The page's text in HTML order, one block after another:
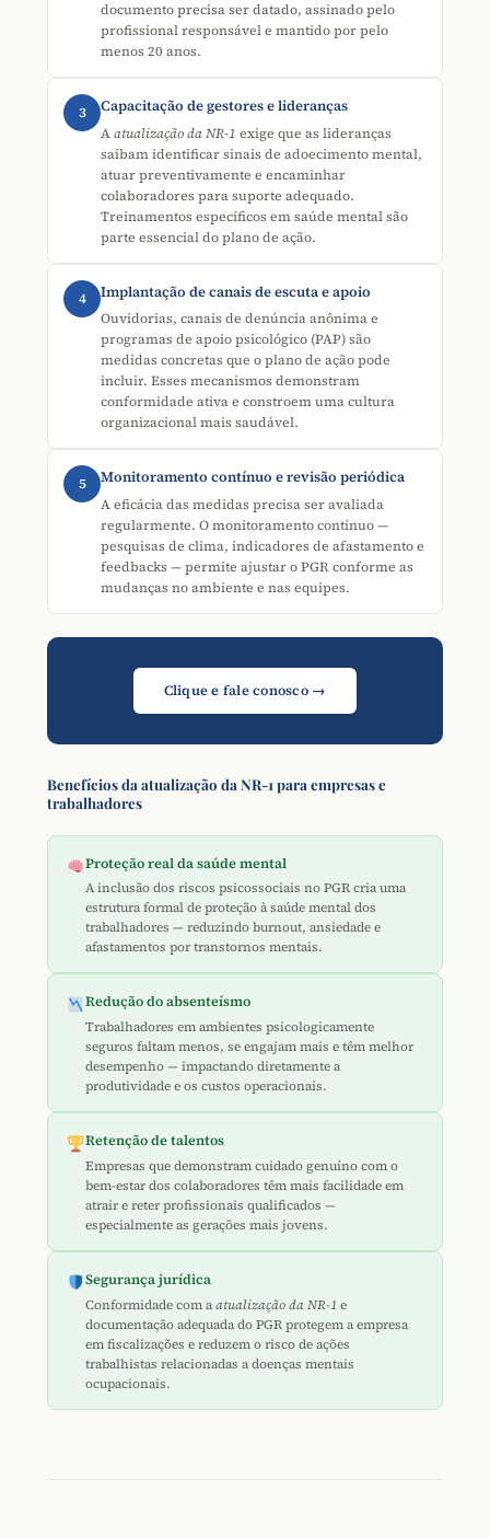
documento precisa ser datado, assinado pelo
profissional responsável e mantido por pelo
menos 20 anos.
3
Capacitação de gestores e lideranças
Aatualização da NR-1 exige que as lideranças
saibam identificar sinais de adoecimento mental,
atuar preventivamente e encaminhar
colaboradores para suporte adequado.
Treinamentos específicos em saúde mental são
parte essencial do plano de ação.
4
Implantação de canais de escuta e apoio
Ouvidorias, canais de denúncia anônima e
programas de apoio psicológico (PAP) são
medidas concretas que o plano de ação pode
incluir. Esses mecanismos demonstram
conformidade ativa e constroem uma cultura
organizacional mais saudável.
5
Monitoramento contínuo e revisão periódica
A eficácia das medidas precisa ser avaliada
regularmente. O monitoramento contínuo —
pesquisas de clima, indicadores de afastamento e
feedbacks — permite ajustar o PGR conforme as
mudanças no ambiente e nas equipes.
Clique e fale conosco →
Benefícios da atualização da NR-1 para empresas e
trabalhadores
Proteção real da saúde mental
A inclusão dos riscos psicossociais no PGR cria uma
estrutura formal de proteção à saúde mental dos
trabalhadores — reduzindo burnout, ansiedade e
afastamentos por transtornos mentais.
Redução do absenteísmo
Trabalhadores em ambientes psicologicamente
seguros faltam menos, se engajam mais e têm melhor
desempenho — impactando diretamente a
produtividade e os custos operacionais.
Retenção de talentos
Empresas que demonstram cuidado genuíno com o
bem-estar dos colaboradores têm mais facilidade em
atrair e reter profissionais qualificados —
especialmente as gerações mais jovens.
Segurança jurídica
Conformidade com aatualização da NR-1 e
documentação adequada do PGR protegem a empresa
em fiscalizações e reduzem o risco de ações
trabalhistas relacionadas a doenças mentais
ocupacionais.